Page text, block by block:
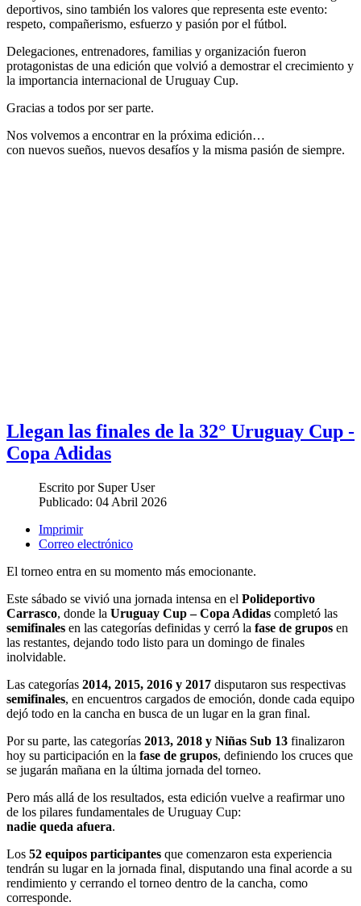
deportivos, sino también los valores que representa este evento:
respeto, compañerismo, esfuerzo y pasión por el fútbol.
Delegaciones, entrenadores, familias y organización fueron
protagonistas de una edición que volvió a demostrar el crecimiento y
la importancia internacional de Uruguay Cup.
Gracias a todos por ser parte.
Nos volvemos a encontrar en la próxima edición…
con nuevos sueños, nuevos desafíos y la misma pasión de siempre.
Llegan las finales de la 32° Uruguay Cup -
Copa Adidas
Escrito por Super User
Publicado: 04 Abril 2026
Imprimir
Correo electrónico
El torneo entra en su momento más emocionante.
Este sábado se vivió una jornada intensa en el Polideportivo
Carrasco, donde la Uruguay Cup – Copa Adidas completó las
semifinales en las categorías definidas y cerró la fase de grupos en
las restantes, dejando todo listo para un domingo de finales
inolvidable.
Las categorías 2014, 2015, 2016 y 2017 disputaron sus respectivas
semifinales, en encuentros cargados de emoción, donde cada equipo
dejó todo en la cancha en busca de un lugar en la gran final.
Por su parte, las categorías 2013, 2018 y Niñas Sub 13 finalizaron
hoy su participación en la fase de grupos, definiendo los cruces que
se jugarán mañana en la última jornada del torneo.
Pero más allá de los resultados, esta edición vuelve a reafirmar uno
de los pilares fundamentales de Uruguay Cup:
nadie queda afuera.
Los 52 equipos participantes que comenzaron esta experiencia
tendrán su lugar en la jornada final, disputando una final acorde a su
rendimiento y cerrando el torneo dentro de la cancha, como
corresponde.